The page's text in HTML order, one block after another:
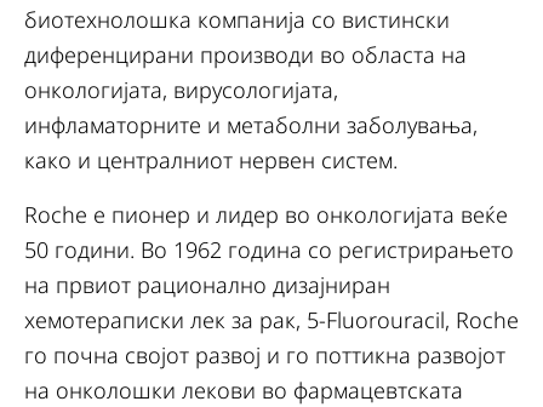
биотехнолошка компанија со вистински
диференцирани производи во областа на
онкологијата, вирусологијата,
инфламаторните и метаболни заболувања,
како и централниот нервен систем.
Roche е пионер и лидер во онкологијата веќе
50 години. Во 1962 година со регистрирањето
на првиот рационално дизајниран
хемотераписки лек за рак, 5-Fluorоuracil, Roche
го почна својот развој и го поттикна развојот
на онколошки лекови во фармацевтската